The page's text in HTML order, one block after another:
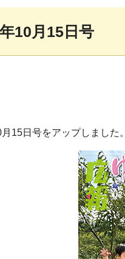
10月15日号
15日号をアップしました。